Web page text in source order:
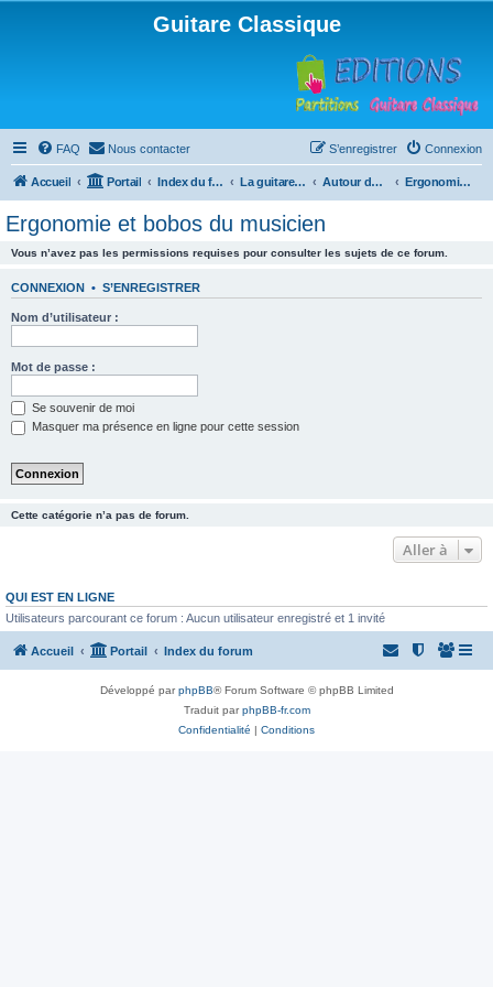
Guitare Classique
FAQ Nous contacter Connexion
S’enregistrer
Accueil Portail Index du forum La guitare : instrument, cours et théorie Autour de la guitare Ergonomie et bobos du musicien
Ergonomie et bobos du musicien
Vous n’avez pas les permissions requises pour consulter les sujets de ce forum.
CONNEXION • S’ENREGISTRER
Nom d’utilisateur :
Mot de passe :
Se souvenir de moi
Masquer ma présence en ligne pour cette session
Cette catégorie n’a pas de forum.
Aller à
QUI EST EN LIGNE
Utilisateurs parcourant ce forum : Aucun utilisateur enregistré et 1 invité
Accueil Portail Index du forum
Développé parphpBB® Forum Software © phpBB Limited
Traduit parphpBB-fr.com
Confidentialité | Conditions